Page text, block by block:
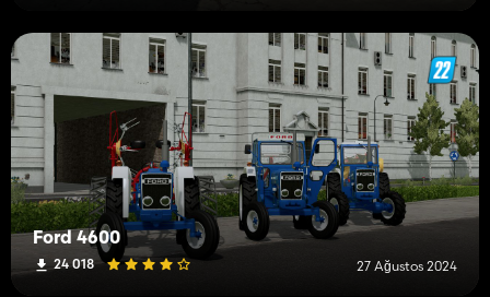
Ford 4600
24 018 27 Ağustos 2024